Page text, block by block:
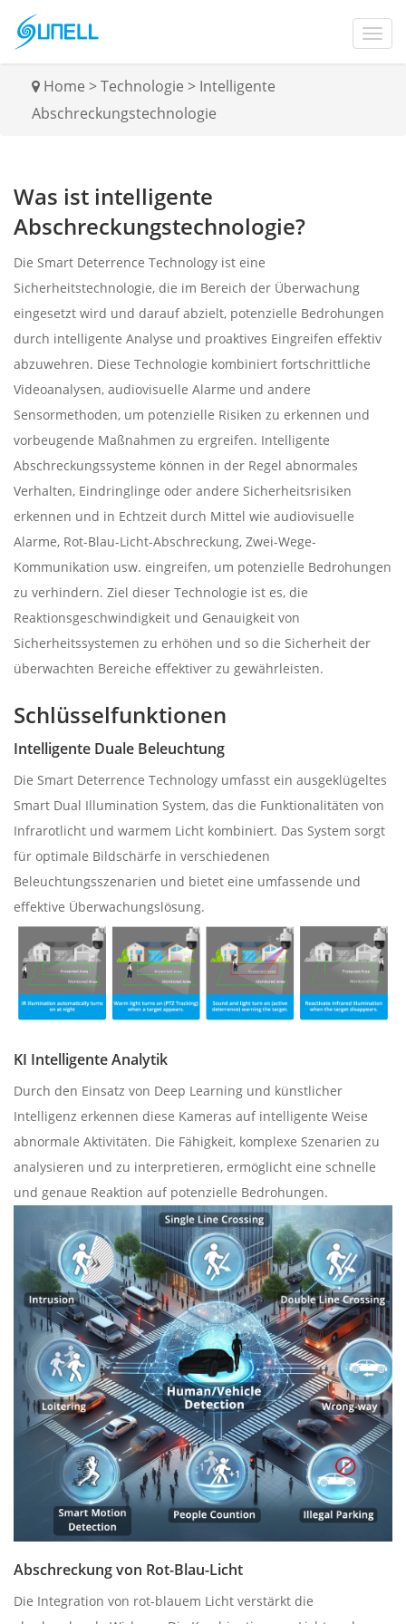
Home >Technologie > Intelligente
Abschreckungstechnologie
Was ist intelligente
Abschreckungstechnologie?
Die Smart Deterrence Technology ist eine
Sicherheitstechnologie, die im Bereich der Überwachung
eingesetzt wird und darauf abzielt, potenzielle Bedrohungen
durch intelligente Analyse und proaktives Eingreifen effektiv
abzuwehren. Diese Technologie kombiniert fortschrittliche
Videoanalysen, audiovisuelle Alarme und andere
Sensormethoden, um potenzielle Risiken zu erkennen und
vorbeugende Maßnahmen zu ergreifen. Intelligente
Abschreckungssysteme können in der Regel abnormales
Verhalten, Eindringlinge oder andere Sicherheitsrisiken
erkennen und in Echtzeit durch Mittel wie audiovisuelle
Alarme, Rot-Blau-Licht-Abschreckung, Zwei-Wege-
Kommunikation usw. eingreifen, um potenzielle Bedrohungen
zu verhindern. Ziel dieser Technologie ist es, die
Reaktionsgeschwindigkeit und Genauigkeit von
Sicherheitssystemen zu erhöhen und so die Sicherheit der
überwachten Bereiche effektiver zu gewährleisten.
Schlüsselfunktionen
Intelligente Duale Beleuchtung
Die Smart Deterrence Technology umfasst ein ausgeklügeltes
Smart Dual Illumination System, das die Funktionalitäten von
Infrarotlicht und warmem Licht kombiniert. Das System sorgt
für optimale Bildschärfe in verschiedenen
Beleuchtungsszenarien und bietet eine umfassende und
effektive Überwachungslösung.
KI Intelligente Analytik
Durch den Einsatz von Deep Learning und künstlicher
Intelligenz erkennen diese Kameras auf intelligente Weise
abnormale Aktivitäten. Die Fähigkeit, komplexe Szenarien zu
analysieren und zu interpretieren, ermöglicht eine schnelle
und genaue Reaktion auf potenzielle Bedrohungen.
Abschreckung von Rot-Blau-Licht
Die Integration von rot-blauem Licht verstärkt die